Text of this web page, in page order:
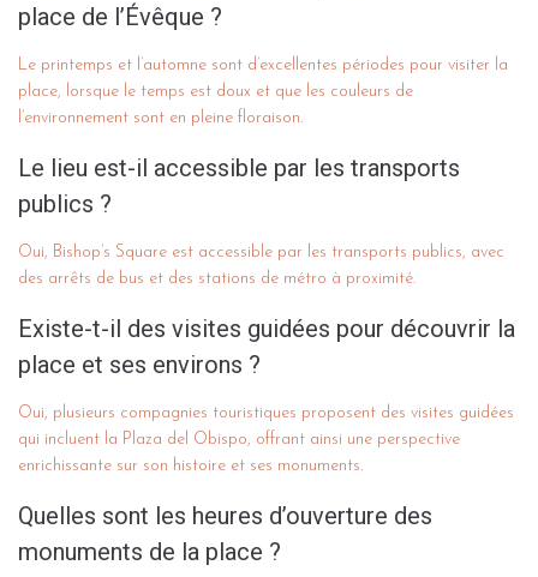
place de l’Évêque ?
Le printemps et l’automne sont d’excellentes périodes pour visiter la
place, lorsque le temps est doux et que les couleurs de
l’environnement sont en pleine floraison.
Le lieu est-il accessible par les transports
publics ?
Oui, Bishop’s Square est accessible par les transports publics, avec
des arrêts de bus et des stations de métro à proximité.
Existe-t-il des visites guidées pour découvrir la
place et ses environs ?
Oui, plusieurs compagnies touristiques proposent des visites guidées
qui incluent la Plaza del Obispo, offrant ainsi une perspective
enrichissante sur son histoire et ses monuments.
Quelles sont les heures d’ouverture des
monuments de la place ?